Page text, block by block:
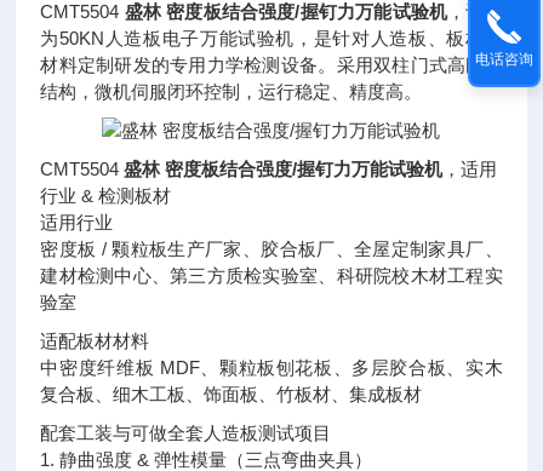
CMT5504 盛林 密度板结合强度/握钉力万能试验机，设备
为50KN人造板电子万能试验机，是针对人造板、板材类
材料定制研发的专用力学检测设备。采用双柱门式高刚性
结构，微机伺服闭环控制，运行稳定、精度高。
CMT5504盛林 密度板结合强度/握钉力万能试验机，适用
行业 & 检测板材
适用行业
密度板 / 颗粒板生产厂家、胶合板厂、全屋定制家具厂、
建材检测中心、第三方质检实验室、科研院校木材工程实
验室
适配板材材料
中密度纤维板 MDF、颗粒板刨花板、多层胶合板、实木
复合板、细木工板、饰面板、竹板材、集成板材
配套工装与可做全套人造板测试项目
1. 静曲强度 & 弹性模量（三点弯曲夹具）
电话咨询